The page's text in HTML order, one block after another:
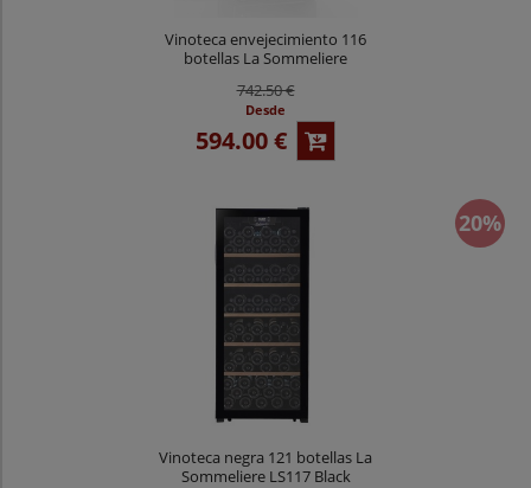
Vinoteca envejecimiento 116
botellas La Sommeliere
742.50 €
Desde
594.00 €
20%
Vinoteca negra 121 botellas La
Sommeliere LS117 Black